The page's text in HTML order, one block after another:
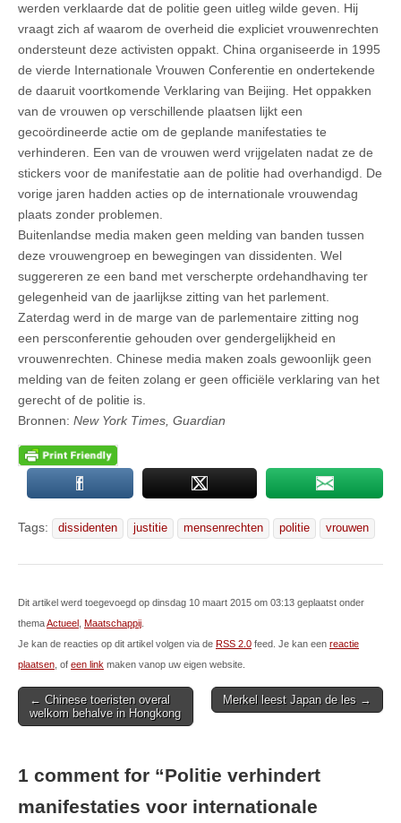
werden verklaarde dat de politie geen uitleg wilde geven. Hij
vraagt zich af waarom de overheid die expliciet vrouwenrechten
ondersteunt deze activisten oppakt. China organiseerde in 1995
de vierde Internationale Vrouwen Conferentie en ondertekende
de daaruit voortkomende Verklaring van Beijing. Het oppakken
van de vrouwen op verschillende plaatsen lijkt een
gecoördineerde actie om de geplande manifestaties te
verhinderen. Een van de vrouwen werd vrijgelaten nadat ze de
stickers voor de manifestatie aan de politie had overhandigd. De
vorige jaren hadden acties op de internationale vrouwendag
plaats zonder problemen.
Buitenlandse media maken geen melding van banden tussen
deze vrouwengroep en bewegingen van dissidenten. Wel
suggereren ze een band met verscherpte ordehandhaving ter
gelegenheid van de jaarlijkse zitting van het parlement.
Zaterdag werd in de marge van de parlementaire zitting nog
een persconferentie gehouden over gendergelijkheid en
vrouwenrechten. Chinese media maken zoals gewoonlijk geen
melding van de feiten zolang er geen officiële verklaring van het
gerecht of de politie is.
Bronnen: New York Times, Guardian
Tags: dissidenten justitie mensenrechten politie vrouwen
Dit artikel werd toegevoegd op dinsdag 10 maart 2015 om 03:13 geplaatst onder
themaActueel Maatschappij
Je kan de reacties op dit artikel volgen via de RSS 2.0 feed. Je kan een reactie
plaatsen , of een link maken vanop uw eigen website.
Post
navigation
← Chinese toeristen overal
welkom behalve in Hongkong
Merkel leest Japan de les →
1 comment for “Politie verhindert
manifestaties voor internationale